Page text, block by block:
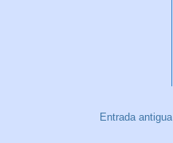
Entrada antigua